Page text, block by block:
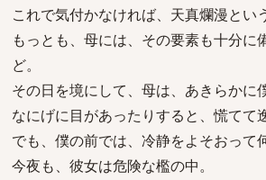
これで気付かなければ、天真爛漫とい
もっとも、母には、その要素も十分に
ど。
その日を境にして、母は、あきらかに
なにげに目があったりすると、慌てて
でも、僕の前では、冷静をよそおって
今夜も、彼女は危険な檻の中。